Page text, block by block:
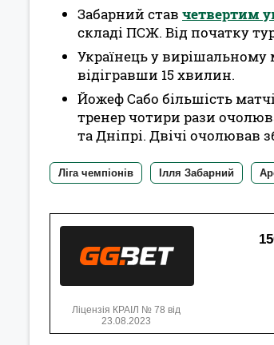
Забарний став четвертим
складі ПСЖ. Від початку
Українець у вирішальному
відігравши 15 хвилин.
Йожеф Сабо більшість
тренер чотири рази
та Дніпрі. Двічі очолював
Ліга чемпіонів Ілля Забарний
Ліцензія КРАІЛ № 78 від
23.08.2023